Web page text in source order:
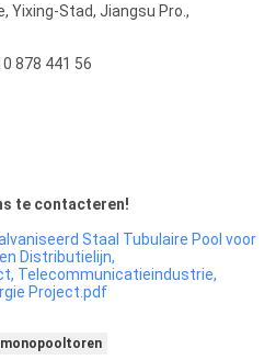
Yixing-Stad, Jiangsu Pro.,
878 441 56
te contacteren!
Staal Tubulaire Pool voor
Distributielijn,
Telecommunicatieindustrie,
Project.pdf
monopooltoren